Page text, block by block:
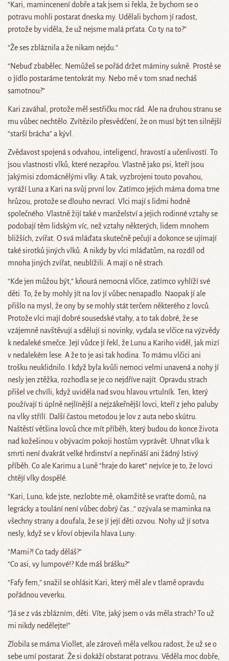
“Kari, mamincenení dobře a tak jsem si řekla, že bychom se o
potravu mohli postarat dneska my. Udělali bychom jí radost,
protože by viděla, že už nejsme malá prťata. Co ty na to?”
“Že ses zbláznila a že nikam nejdu.”
“Nebuď zbabělec. Nemůžeš se pořád držet máminy sukně. Prostě se
o jídlo postaráme tentokrát my. Nebo mě v tom snad necháš
samotnou?”
Kari zaváhal, protože měl sestřičku moc rád. Ale na druhou stranu se
mu vůbec nechtělo. Zvítězilo přesvědčení, že on musí být ten silnější
“starší brácha” a kývl.
Zvědavost spojená s odvahou, inteligencí, hravostí a učenlivostí. To
jsou vlastnosti vlků, které nezapřou. Vlastně jako psi, kteří jsou
jakýmisi zdomácnělými vlky. A tak, vyzbrojeni touto povahou,
vyráží Luna a Kari na svůj první lov. Zatímco jejich máma doma trne
hrůzou, protože se dlouho nevrací. Vlci mají s lidmi hodně
společného. Vlastně žijí také v manželství a jejich rodinné vztahy se
podobají těm lidským víc, než vztahy některých, lidem mnohem
bližších, zvířat. O svá mláďata skutečně pečují a dokonce se ujímají
také sirotků jiných vlků. A nikdy by vlci mláďatům, na rozdíl od
mnoha jiných zvířat, neublížili. A mají o ně strach.
“Kde jen můžou být,” kňourá nemocná vlčice, zatímco vyhlíží své
děti. To, že by mohly jít na lov jí vůbec nenapadlo. Naopak jí ale
přišlo na mysl, že ony by se mohly stát terčem některého z lovců.
Protože vlci mají dobré sousedské vtahy, a to tak dobré, že se
vzájemně navštěvují a sdělují si novinky, vydala se vlčice na výzvědy
k nedaleké smečce. Její vůdce jí řekl, že Lunu a Kariho viděl, jak mizí
v nedalekém lese. A že to je asi tak hodina. To mámu vlčici ani
trošku neuklidnilo. I když byla kvůli nemoci velmi unavená a nohy jí
nesly jen ztěžka, rozhodla se je co nejdříve najít. Opravdu strach
přišel ve chvíli, když uviděla nad svou hlavou vrtulník. Ten, který
používají ti úplně nejlínější a nejzákeřnější lovci, kteří z jeho paluby
na vlky střílí. Další častou metodou je lov z auta nebo skútru.
Naštěstí většina lovců chce mít příběh, který budou do konce života
nad kožešinou v obývacím pokoji hostům vyprávět. Uhnat vlka k
smrti není dvakrát velké hrdinství a nepřináší ani žádný lstivý
příběh. Co ale Karimu a Luně “hraje do karet” nejvíce je to, že lovci
chtějí vlky dospělé.
“Kari, Luno, kde jste, nezlobte mě, okamžitě se vraťte domů, na
legrácky a toulání není vůbec dobrý čas…” ozývala se maminka na
všechny strany a doufala, že se jí její děti ozvou. Nohy už jí sotva
nesly, když se v křoví objevila hlava Luny:
“Mami?! Co tady děláš?”
“Co asi, vy lumpové!? Kde máš brášku?”
“Fafy fem,” snažil se ohlásit Kari, který měl ale v tlamě opravdu
pořádnou veverku.
“Já se z vás zblázním, děti. Víte, jaký jsem o vás měla strach? To už
mi nikdy nedělejte!”
Zlobila se máma Viollet, ale zároveň měla velkou radost, že už se o
sebe umí postarat. Že si dokáží obstarat potravu. Věděla moc dobře,